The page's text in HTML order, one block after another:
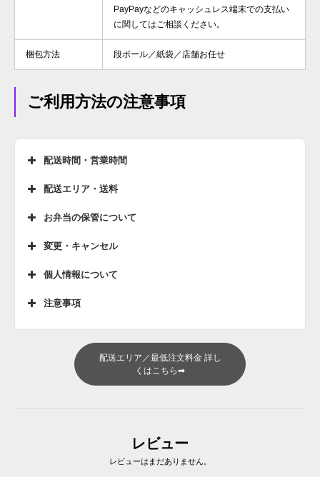
PayPayなどのキャッシュレス端末での支払い
に関してはご相談ください。
梱包方法 段ボール／紙袋／店舗お任せ
ご利用方法の注意事項
配送時間・営業時間
配送エリア・送料
お弁当の保管について
変更・キャンセル
個人情報について
注意事項
配送エリア／最低注文料金 詳し
くはこちら➡
レビュー
レビューはまだありません。